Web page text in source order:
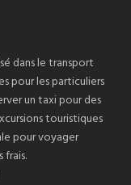
dans le transport
pour les particuliers
un taxi pour des
touristiques
pour voyager